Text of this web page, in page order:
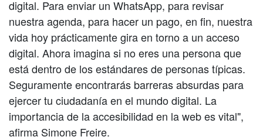
digital. Para enviar un WhatsApp, para revisar
nuestra agenda, para hacer un pago, en fin, nuestra
vida hoy prácticamente gira en torno a un acceso
digital. Ahora imagina si no eres una persona que
está dentro de los estándares de personas típicas.
Seguramente encontrarás barreras absurdas para
ejercer tu ciudadanía en el mundo digital. La
importancia de la accesibilidad en la web es vital",
afirma Simone Freire.